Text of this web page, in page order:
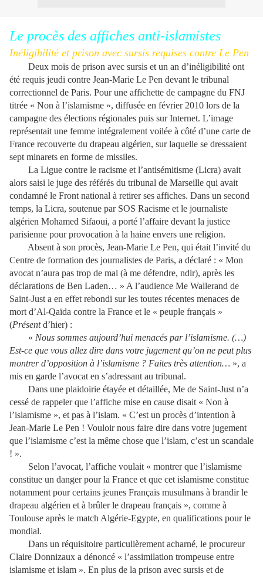
Le procès des affiches anti-islamistes
Inéligibilité et prison avec sursis requises contre Le Pen
Deux mois de prison avec sursis et un an d’inéligibilité ont
été requis jeudi contre Jean-Marie Le Pen devant le tribunal
correctionnel de Paris. Pour une affichette de campagne du FNJ
titrée « Non à l’islamisme », diffusée en février 2010 lors de la
campagne des élections régionales puis sur Internet. L’image
représentait une femme intégralement voilée à côté d’une carte de
France recouverte du drapeau algérien, sur laquelle se dressaient
sept minarets en forme de missiles.
La Ligue contre le racisme et l’antisémitisme (Licra) avait
alors saisi le juge des référés du tribunal de Marseille qui avait
condamné le Front national à retirer ses affiches. Dans un second
temps, la Licra, soutenue par SOS Racisme et le journaliste
algérien Mohamed Sifaoui, a porté l’affaire devant la justice
parisienne pour provocation à la haine envers une religion.
Absent à son procès, Jean-Marie Le Pen, qui était l’invité du
Centre de formation des journalistes de Paris, a déclaré : « Mon
avocat n’aura pas trop de mal (à me défendre, ndlr), après les
déclarations de Ben Laden… » A l’audience Me Wallerand de
Saint-Just a en effet rebondi sur les toutes récentes menaces de
mort d’Al-Qaïda contre la France et le « peuple français »
(Présentd’hier) :
« Nous sommes aujourd’hui menacés par l’islamisme. (…)
Est-ce que vous allez dire dans votre jugement qu’on ne peut plus
montrer d’opposition à l’islamisme ? Faites très attention… », a
mis en garde l’avocat en s’adressant au tribunal.
Dans une plaidoirie étayée et détaillée, Me de Saint-Just n’a
cessé de rappeler que l’affiche mise en cause disait « Non à
l’islamisme », et pas à l’islam. « C’est un procès d’intention à
Jean-Marie Le Pen ! Vouloir nous faire dire dans votre jugement
que l’islamisme c’est la même chose que l’islam, c’est un scandale
! ».
Selon l’avocat, l’affiche voulait « montrer que l’islamisme
constitue un danger pour la France et que cet islamisme constitue
notamment pour certains jeunes Français musulmans à brandir le
drapeau algérien et à brûler le drapeau français », comme à
Toulouse après le match Algérie-Egypte, en qualifications pour le
mondial.
Dans un réquisitoire particulièrement acharné, le procureur
Claire Donnizaux a dénoncé « l’assimilation trompeuse entre
islamisme et islam ». En plus de la prison avec sursis et de